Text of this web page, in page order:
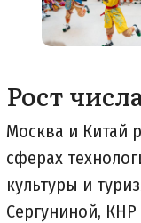
Рост
Москва и Китай
сферах
культуры и
Сергуниной,